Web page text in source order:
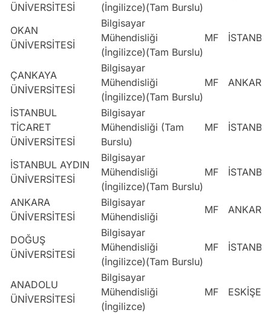
ÜNİVERSİTESİ
(İngilizce)(Tam Burslu)
OKAN
ÜNİVERSİTESİ
Bilgisayar
Mühendisliği
(İngilizce)(Tam Burslu)
MF
ÇANKAYA
ÜNİVERSİTESİ
Bilgisayar
Mühendisliği
(İngilizce)(Tam Burslu)
MF ANKARA
İSTANBUL
TİCARET
ÜNİVERSİTESİ
Bilgisayar
Mühendisliği (Tam
Burslu)
MF
İSTANBUL AYDIN
ÜNİVERSİTESİ
Bilgisayar
Mühendisliği
(İngilizce)(Tam Burslu)
MF
ANKARA
ÜNİVERSİTESİ
Bilgisayar
Mühendisliği
MF ANKARA
DOĞUŞ
ÜNİVERSİTESİ
Bilgisayar
Mühendisliği
(İngilizce)(Tam Burslu)
MF
ANADOLU
ÜNİVERSİTESİ
Bilgisayar
Mühendisliği
(İngilizce)
MF